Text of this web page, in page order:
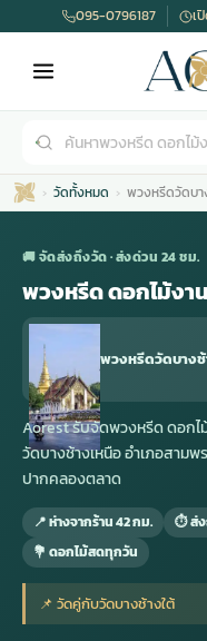
ดอกไม้หน้าศพ
ดอกไม้จัดงานศพ
จัดดอกไม้หน้าศพ
ดอกไม้หน้าหีบ
ดอกไม้หน้างานศพ
พวงหรีด กรุงเทพ
พวงหรีดราคา
สั่งพวงหรีด
ร้านพวงหรีด
ดอกไม้พวงหรีด
น้าเมรุ
มรุสีขาว
ไม้หน้าเมรุ
กไม้หน้าเมรุ
ไม้งานแต่ง
ม้งานแต่ง ราคา
ไม้งานแต่ง ราคาถูก
ไม้งานแต่ง กรุงเทพ
อกไม้งานแต่ง
พวงหรีดพัดลม
พวงหรีดพัดลม ราคา
พวงหรีดพัดลม ราคาถูก
พวงหรีดพัดลม กรุงเทพ
พวงหรีดพัดลม ส่งด่วน
รับจัดงานศพ
รับจัดงานศพ ราคา
รับจัดงานศพ ครบวงจร
รับจัดงานศพ กรุงเทพ
แพ็คเกจจัดงานศพ
095-0796187 เ
วัดทั้งหมด พวงหรีดวัดบา
🚚 จัดส่งถึงวัด · ส่งด่วน 24 ชม.
พวงหรีด ดอกไม้ง
พวงหรีดวัดบางช้
Aorest รับจัดพวงหรีด ดอกไ
วัดบางช้างเหนือ อำเภอสามพ
ปากคลองตลาด
📍 ห่างจากร้าน 42 กม. ⏱ ส่ง
💐 ดอกไม้สดทุกวัน
📌 วัดคู่กับวัดบางช้างใต้